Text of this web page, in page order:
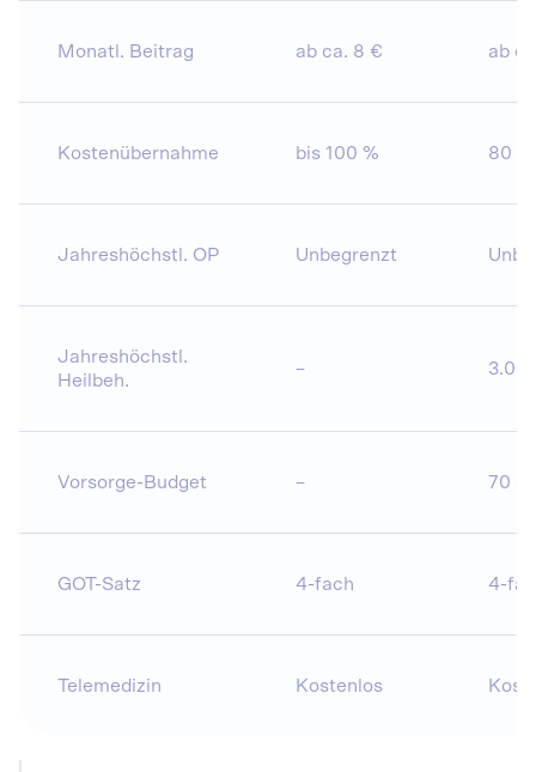
Monatl. Beitrag ab ca. 8 € ab
Kostenübernahme bis 100 % 80 %
Jahreshöchstl. OP Unbegrenzt
Jahreshöchstl.
Heilbeh.
–
Vorsorge-Budget – 70 €
GOT-Satz 4-fach 4-
Telemedizin Kostenlos